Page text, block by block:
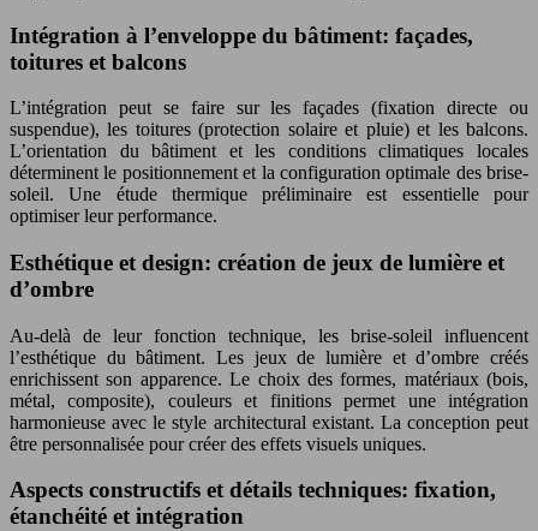
Intégration à l’enveloppe du bâtiment: façades,
toitures et balcons
L’intégration peut se faire sur les façades (fixation directe ou
suspendue), les toitures (protection solaire et pluie) et les balcons.
L’orientation du bâtiment et les conditions climatiques locales
déterminent le positionnement et la configuration optimale des brise-
soleil. Une étude thermique préliminaire est essentielle pour
optimiser leur performance.
Esthétique et design: création de jeux de lumière et
d’ombre
Au-delà de leur fonction technique, les brise-soleil influencent
l’esthétique du bâtiment. Les jeux de lumière et d’ombre créés
enrichissent son apparence. Le choix des formes, matériaux (bois,
métal, composite), couleurs et finitions permet une intégration
harmonieuse avec le style architectural existant. La conception peut
être personnalisée pour créer des effets visuels uniques.
Aspects constructifs et détails techniques: fixation,
étanchéité et intégration